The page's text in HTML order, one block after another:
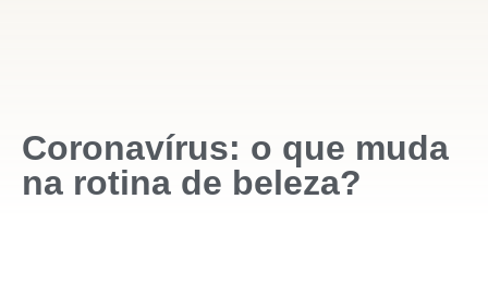
Coronavírus: o que muda
na rotina de beleza?